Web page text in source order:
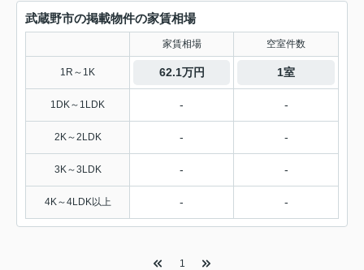
武蔵野市の掲載物件の家賃相場
家賃相場 空室件数
1R～1K 62.1万円 1室
1DK～1LDK - -
2K～2LDK - -
3K～3LDK - -
4K～4LDK以上 - -
1